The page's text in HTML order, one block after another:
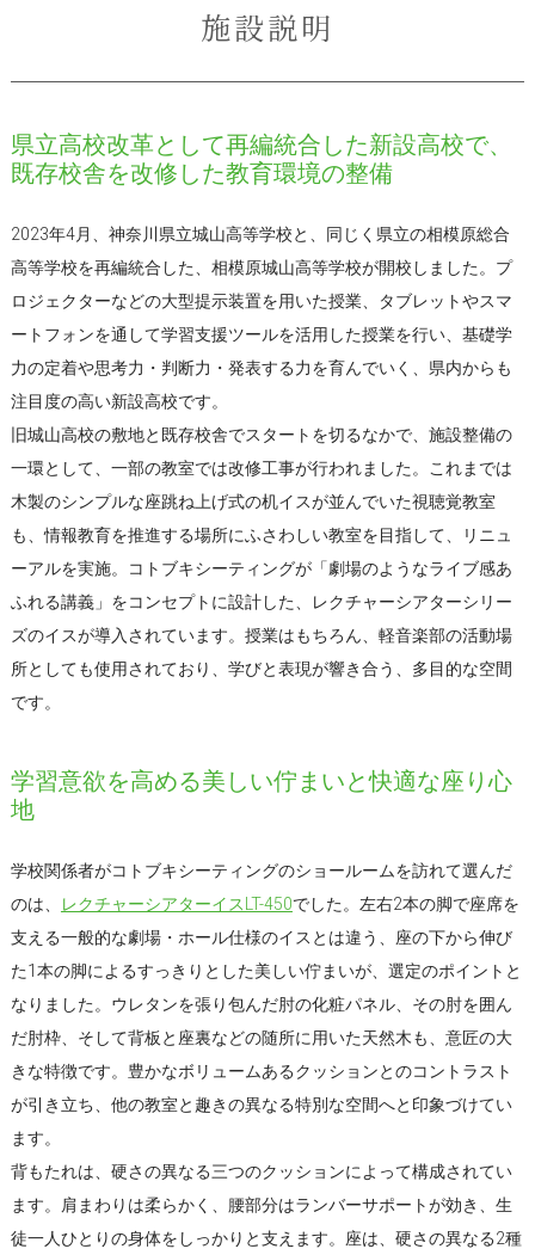
施設説明
県立高校改革として再編統合した新設高校で、
既存校舎を改修した教育環境の整備
2023年4月、神奈川県立城山高等学校と、同じく県立の相模原総合
高等学校を再編統合した、相模原城山高等学校が開校しました。プ
ロジェクターなどの大型提示装置を用いた授業、タブレットやスマ
ートフォンを通して学習支援ツールを活用した授業を行い、基礎学
力の定着や思考力・判断力・発表する力を育んでいく、県内からも
注目度の高い新設高校です。
旧城山高校の敷地と既存校舎でスタートを切るなかで、施設整備の
一環として、一部の教室では改修工事が行われました。これまでは
木製のシンプルな座跳ね上げ式の机イスが並んでいた視聴覚教室
も、情報教育を推進する場所にふさわしい教室を目指して、リニュ
ーアルを実施。コトブキシーティングが「劇場のようなライブ感あ
ふれる講義」をコンセプトに設計した、レクチャーシアターシリー
ズのイスが導入されています。授業はもちろん、軽音楽部の活動場
所としても使用されており、学びと表現が響き合う、多目的な空間
です。
学習意欲を高める美しい佇まいと快適な座り心
地
学校関係者がコトブキシーティングのショールームを訪れて選んだ
のは、
レクチャーシアターイスLT-450でした。左右2本の脚で座席を
支える一般的な劇場・ホール仕様のイスとは違う、座の下から伸び
た1本の脚によるすっきりとした美しい佇まいが、選定のポイントと
なりました。ウレタンを張り包んだ肘の化粧パネル、その肘を囲ん
だ肘枠、そして背板と座裏などの随所に用いた天然木も、意匠の大
きな特徴です。豊かなボリュームあるクッションとのコントラスト
が引き立ち、他の教室と趣きの異なる特別な空間へと印象づけてい
ます。
背もたれは、硬さの異なる三つのクッションによって構成されてい
ます。肩まわりは柔らかく、腰部分はランバーサポートが効き、生
徒一人ひとりの身体をしっかりと支えます。座は、硬さの異なる2種